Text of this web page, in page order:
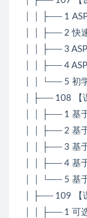
│ │ ├── 1
│ │ ├── 2 快
│ │ ├── 3
│ │ ├── 4
│ │ └── 5 初
│ ├── 108 【
│ │ ├── 1 基
│ │ ├── 2 基
│ │ ├── 3 基
│ │ ├── 4 基
│ │ └── 5 基
│ ├── 109 【
│ │ ├── 1 可